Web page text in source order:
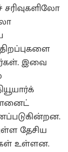
இவை
தேசிய
உள்ளன.